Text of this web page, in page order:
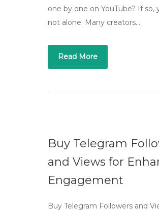
one by one on YouTube? If so,
not alone. Many creators…
Read More
Buy Telegram
and Views for
Engagement
Buy Telegram Followers and